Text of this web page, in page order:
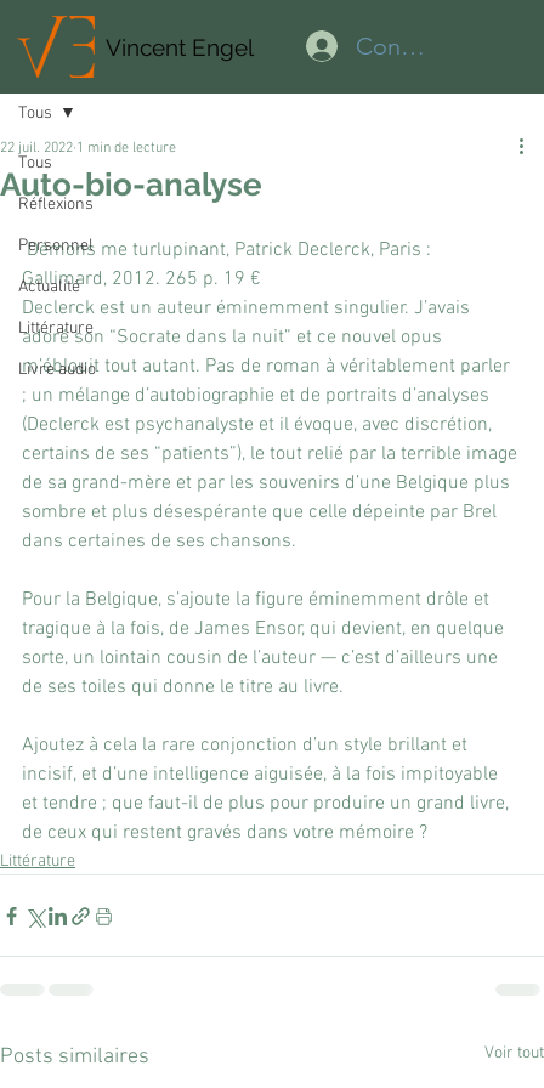
Connexion
Vincent Engel
Tous
Réflexions
Personnel
Actualité
Littérature
Livre audio
Tous
Auto-bio-analyse
22 juil. 2022 1 min de lecture
Démons me turlupinant, Patrick Declerck, Paris :
Gallimard, 2012. 265 p. 19 €
Declerck est un auteur éminemment singulier. J’avais
adoré son “Socrate dans la nuit” et ce nouvel opus
m’éblouit tout autant. Pas de roman à véritablement parler
; un mélange d’autobiographie et de portraits d’analyses
(Declerck est psychanalyste et il évoque, avec discrétion,
certains de ses “patients”), le tout relié par la terrible image
de sa grand-mère et par les souvenirs d’une Belgique plus
sombre et plus désespérante que celle dépeinte par Brel
dans certaines de ses chansons.
Pour la Belgique, s’ajoute la figure éminemment drôle et
tragique à la fois, de James Ensor, qui devient, en quelque
sorte, un lointain cousin de l’auteur — c’est d’ailleurs une
de ses toiles qui donne le titre au livre.
Ajoutez à cela la rare conjonction d’un style brillant et
incisif, et d’une intelligence aiguisée, à la fois impitoyable
et tendre ; que faut-il de plus pour produire un grand livre,
de ceux qui restent gravés dans votre mémoire ?
Littérature
Posts similaires Voir tout